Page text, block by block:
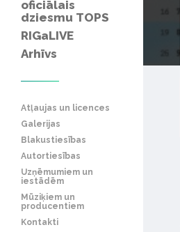
oficiālais
dziesmu TOPS
RIGaLIVE
Arhīvs
Atļaujas un licences
Galerijas
Blakustiesības
Autortiesības
Uzņēmumiem un
iestādēm
Mūziķiem un
producentiem
Kontakti